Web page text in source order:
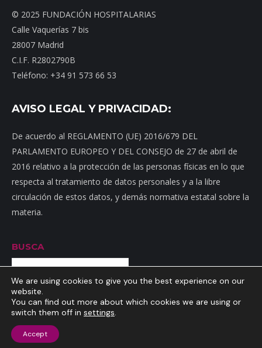
© 2025 FUNDACIÓN HOSPITALARIAS
Calle Vaquerías 7 bis
28007 Madrid
C.I.F. R2802790B
Teléfono: +34 91 573 66 53
AVISO LEGAL Y PRIVACIDAD:
De acuerdo al REGLAMENTO (UE) 2016/679 DEL
PARLAMENTO EUROPEO Y DEL CONSEJO de 27 de abril de
2016 relativo a la protección de las personas físicas en lo que
respecta al tratamiento de datos personales y a la libre
circulación de estos datos, y demás normativa estatal sobre la
materia.
BUSCA
Buscar
Inicio Mapa web
de privacidad
We are using cookies to give you the best experience on our
website.
You can find out more about which cookies we are using or
switch them off in settings.
Accept